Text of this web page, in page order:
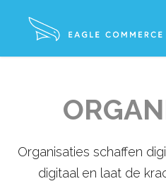
Organisaties schaffen
digitaal en laat de